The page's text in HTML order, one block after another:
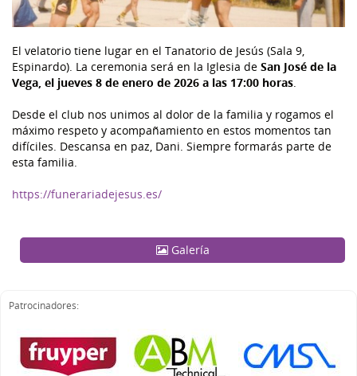
El velatorio tiene lugar en el Tanatorio de Jesús (Sala 9,
Espinardo). La ceremonia será en la Iglesia de San José de la
Vega, el jueves 8 de enero de 2026 a las 17:00 horas.
Desde el club nos unimos al dolor de la familia y rogamos el
máximo respeto y acompañamiento en estos momentos tan
difíciles. Descansa en paz, Dani. Siempre formarás parte de
esta familia.
https://funerariadejesus.es/
Galería
Patrocinadores: